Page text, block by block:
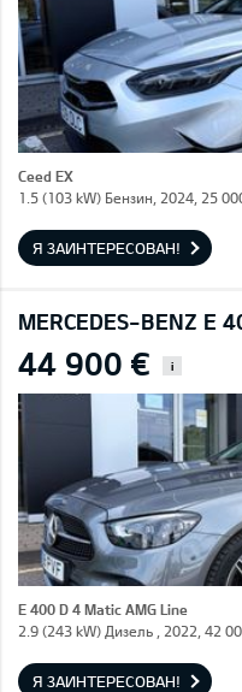
Ceed EX
1.5 (103 kW) Бензин, 2024, 25
Я ЗАИНТЕРЕСОВАН!
MERCEDES-BENZ E
44 900 € i
E 400 D 4 Matic AMG Line
2.9 (243 kW) Дизель , 2022, 42
Я ЗАИНТЕРЕСОВАН!